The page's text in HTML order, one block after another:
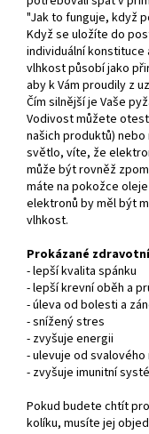
"Jak to funguje, když
Když se uložíte do
individuální
vlhkost působí jako
aby k Vám proudily z
Čím silnější je Vaše
Vodivost můžete
našich produktů)
světlo, víte, že
může být rovněž
máte na pokožce
elektronů by měl být
vlhkost.
Prokázané
- lepší kvalita spánku
- lepší krevní oběh a
- úleva od bolesti a
- snížený stres
- zvyšuje energii
- ulevuje od
- zvyšuje imunitní
Pokud budete chtít
kolíku, musíte jej